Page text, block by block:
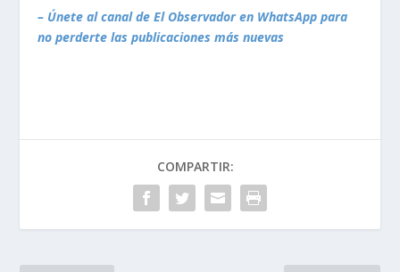
– Únete al canal de El Observador en WhatsApp para
no perderte las publicaciones más nuevas
COMPARTIR: